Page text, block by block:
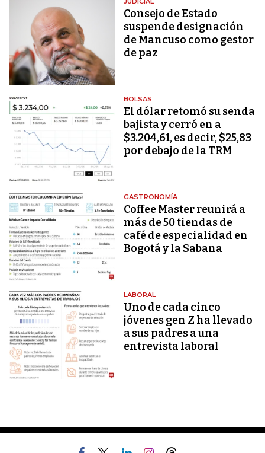
Consejo de Estado
suspende designación
de Mancuso como gestor
de paz
BOLSAS
El dólar retomó su senda
bajista y cerró en a
$3.204,61, es decir, $25,83
por debajo de la TRM
GASTRONOMÍA
Coffee Master reunirá a
más de 50 tiendas de
café de especialidad en
Bogotá y la Sabana
LABORAL
Uno de cada cinco
jóvenes gen Z ha llevado
a sus padres a una
entrevista laboral